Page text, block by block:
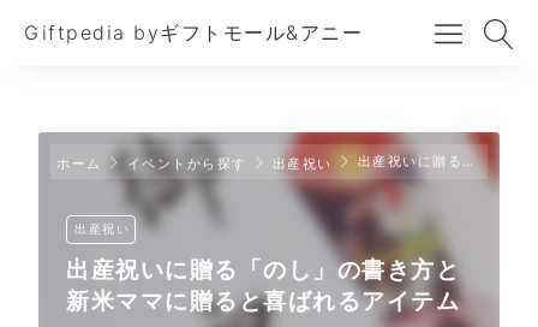
Giftpedia byギフトモール&アニー
ホーム イベントから探す 出産祝い 出産祝いに贈る「のし」の書き方と新米ママに贈ると喜ばれるアイテム
出産祝い
出産祝いに贈る「のし」の書き方と
新米ママに贈ると喜ばれるアイテム